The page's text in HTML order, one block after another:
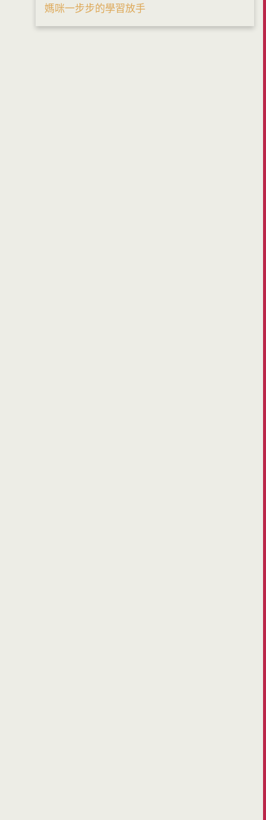
媽咪一步步的學習放手